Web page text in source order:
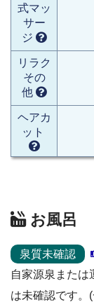
式マッ
サー
ジ
リラク
その
他
ヘアカ
ット
お風呂
泉質未確認
自家源泉または
は未確認です。